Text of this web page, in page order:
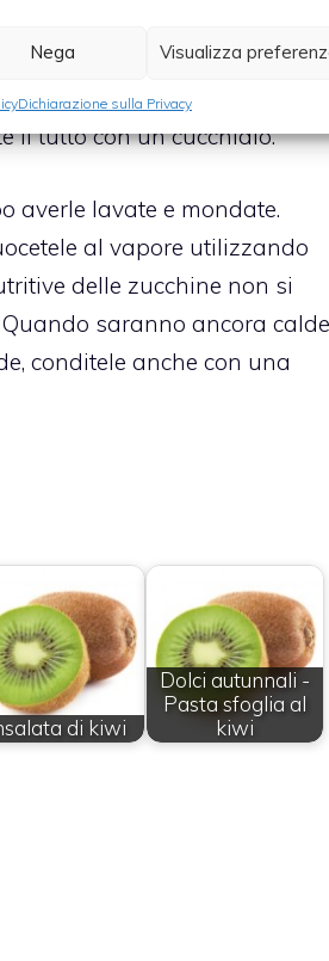
Nega Visualizza
Dichiarazione sulla Privacy
come indicato negli
due cucchiai di olio
ultima potrà essere
il tutto con un cucchiaio.
averle lavate e mondate.
al vapore utilizzando
delle zucchine non si
saranno ancora calde
conditele anche con una
di kiwi
Dolci autunnali -
Pasta sfoglia al
kiwi